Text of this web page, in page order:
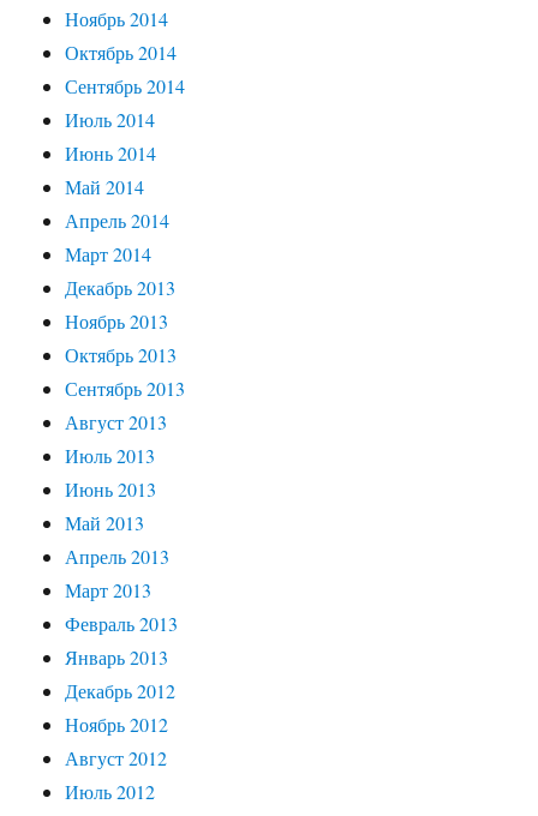
Ноябрь 2014
Октябрь 2014
Сентябрь 2014
Июль 2014
Июнь 2014
Май 2014
Апрель 2014
Март 2014
Декабрь 2013
Ноябрь 2013
Октябрь 2013
Сентябрь 2013
Август 2013
Июль 2013
Июнь 2013
Май 2013
Апрель 2013
Март 2013
Февраль 2013
Январь 2013
Декабрь 2012
Ноябрь 2012
Август 2012
Июль 2012